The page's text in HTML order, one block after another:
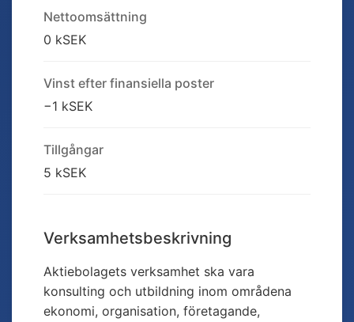
Nettoomsättning
0 kSEK
Vinst efter finansiella poster
−1 kSEK
Tillgångar
5 kSEK
Verksamhetsbeskrivning
Aktiebolagets verksamhet ska vara
konsulting och utbildning inom områdena
ekonomi, organisation, företagande,